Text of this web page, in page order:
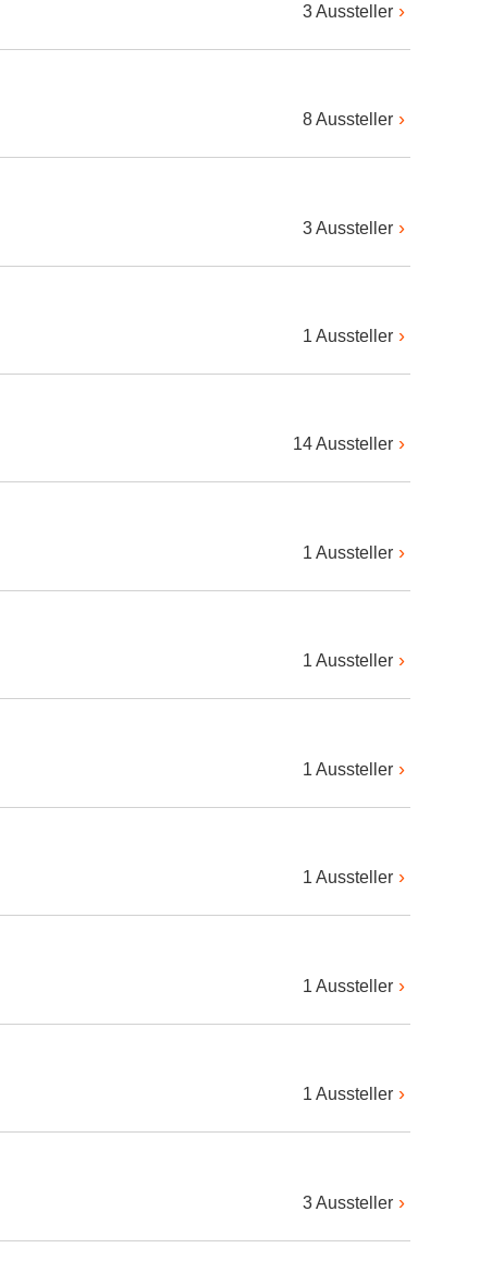
3 Aussteller
8 Aussteller
3 Aussteller
1 Aussteller
14 Aussteller
1 Aussteller
1 Aussteller
1 Aussteller
1 Aussteller
1 Aussteller
1 Aussteller
3 Aussteller